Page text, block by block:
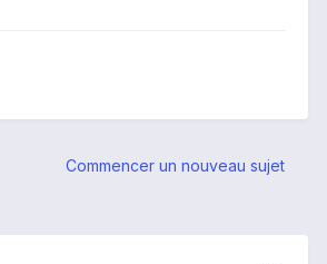
Commencer un nouveau sujet